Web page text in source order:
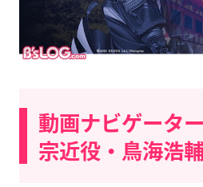
動画ナビゲータ
宗近役・鳥海浩